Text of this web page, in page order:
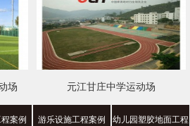
场 元江甘庄中学运动场
案例 游乐设施工程案例 幼儿园塑胶地面工程